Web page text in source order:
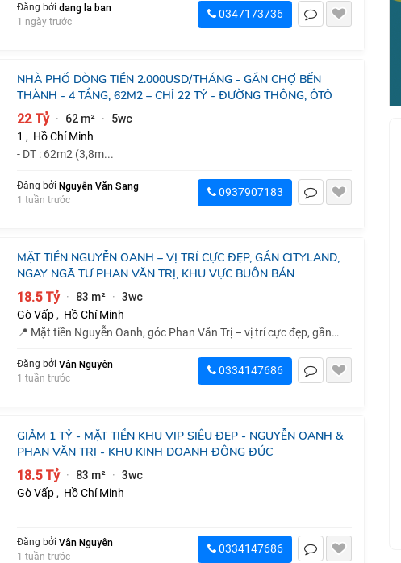
Đăng bởi dang la ban
1 ngày trước
0347173736
NHÀ PHỐ DÒNG TIỀN 2.000USD/THÁNG - GẦN CHỢ BẾN
THÀNH - 4 TẦNG, 62M2 – CHỈ 22 TỶ - ĐƯỜNG THÔNG, ÔTÔ
22 Tỷ · 62 m² · 5wc
1 , Hồ Chí Minh
- DT : 62m2 (3,8m...
Đăng bởi Nguyễn Văn Sang
1 tuần trước
0937907183
MẶT TIỀN NGUYỄN OANH – VỊ TRÍ CỰC ĐẸP, GẦN CITYLAND,
NGAY NGÃ TƯ PHAN VĂN TRỊ, KHU VỰC BUÔN BÁN
18.5 Tỷ · 83 m² · 3wc
Gò Vấp , Hồ Chí Minh
📍 Mặt tiền Nguyễn Oanh, góc Phan Văn Trị – vị trí cực đẹp, gần
Đăng bởi Vân Nguyên
1 tuần trước
0334147686
GIẢM 1 TỶ - MẶT TIỀN KHU VIP SIÊU ĐẸP - NGUYỄN OANH &
PHAN VĂN TRỊ - KHU KINH DOANH ĐÔNG ĐÚC
18.5 Tỷ · 83 m² · 3wc
Gò Vấp , Hồ Chí Minh
Đăng bởi Vân Nguyên
1 tuần trước
0334147686